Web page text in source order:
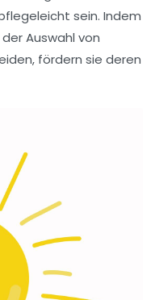
sein. Indem
Auswahl von
fördern sie deren